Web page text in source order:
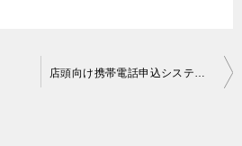
店頭向け携帯電話申込システムの刷新。(一部)